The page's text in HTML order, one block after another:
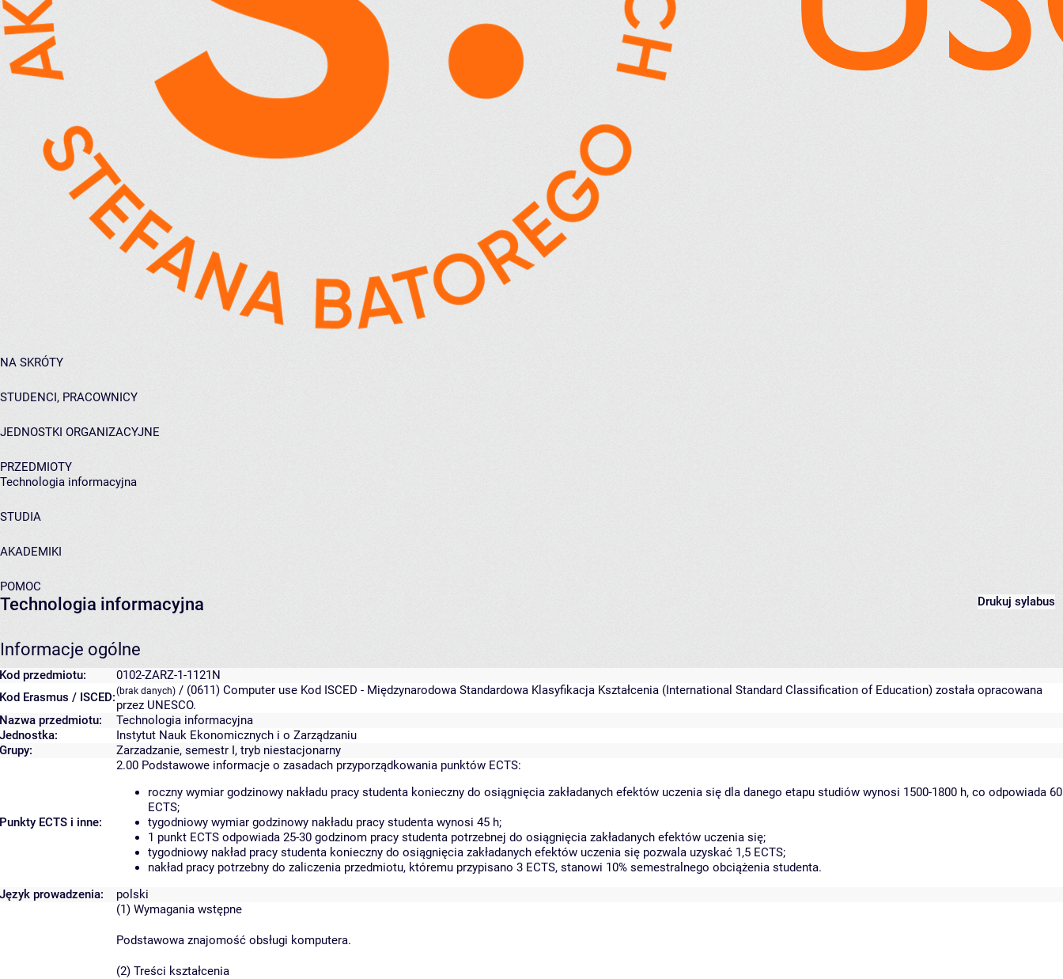
NA SKRÓTY
STUDENCI, PRACOWNICY
JEDNOSTKI ORGANIZACYJNE
PRZEDMIOTY
Technologia informacyjna
STUDIA
AKADEMIKI
POMOC
Drukuj sylabus
Technologia informacyjna
Informacje ogólne
Kod przedmiotu:
0102-ZARZ-1-1121N
Kod Erasmus / ISCED:(brak danych) / (0611) Computer use Kod ISCED - Międzynarodowa Standardowa Klasyfikacja Kształcenia (International Standard Classification of Education) została opracowana
przez UNESCO.
Nazwa przedmiotu:
Technologia informacyjna
Jednostka:
Instytut Nauk Ekonomicznych i o Zarządzaniu
Grupy:
Zarzadzanie, semestr I, tryb niestacjonarny
Punkty ECTS i inne:
2.00 Podstawowe informacje o zasadach przyporządkowania punktów ECTS:
roczny wymiar godzinowy nakładu pracy studenta konieczny do osiągnięcia zakładanych efektów uczenia się dla danego etapu studiów wynosi 1500-1800 h, co odpowiada 60
ECTS;
tygodniowy wymiar godzinowy nakładu pracy studenta wynosi 45 h;
1 punkt ECTS odpowiada 25-30 godzinom pracy studenta potrzebnej do osiągnięcia zakładanych efektów uczenia się;
tygodniowy nakład pracy studenta konieczny do osiągnięcia zakładanych efektów uczenia się pozwala uzyskać 1,5 ECTS;
nakład pracy potrzebny do zaliczenia przedmiotu, któremu przypisano 3 ECTS, stanowi 10% semestralnego obciążenia studenta.
Język prowadzenia:
polski
(1) Wymagania wstępne
Podstawowa znajomość obsługi komputera.
(2) Treści kształcenia